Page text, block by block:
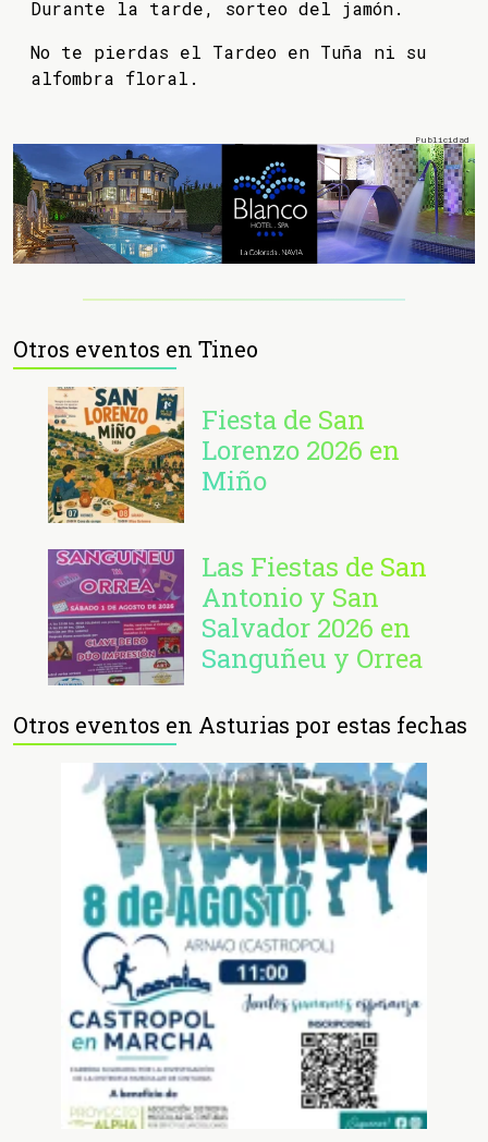
Durante la tarde, sorteo del jamón.
No te pierdas el Tardeo en Tuña ni su
alfombra floral.
Otros eventos en Tineo
Fiesta de San
Lorenzo 2026 en
Miño
Las Fiestas de San
Antonio y San
Salvador 2026 en
Sanguñeu y Orrea
Otros eventos en Asturias por estas fechas